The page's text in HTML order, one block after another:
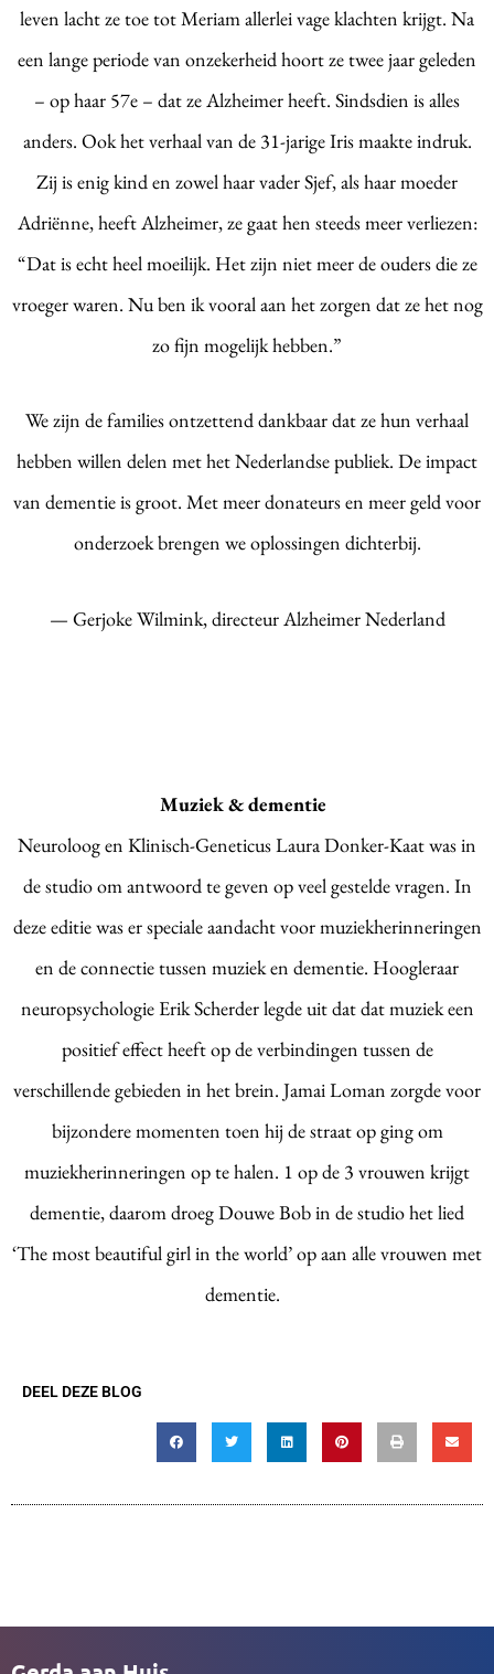
leven lacht ze toe tot Meriam allerlei vage klachten krijgt. Na
een lange periode van onzekerheid hoort ze twee jaar geleden
– op haar 57e – dat ze Alzheimer heeft. Sindsdien is alles
anders. Ook het verhaal van de 31-jarige Iris maakte indruk.
Zij is enig kind en zowel haar vader Sjef, als haar moeder
Adriënne, heeft Alzheimer, ze gaat hen steeds meer verliezen:
“Dat is echt heel moeilijk. Het zijn niet meer de ouders die ze
vroeger waren. Nu ben ik vooral aan het zorgen dat ze het nog
zo fijn mogelijk hebben.”
We zijn de families ontzettend dankbaar dat ze hun verhaal
hebben willen delen met het Nederlandse publiek. De impact
van dementie is groot. Met meer donateurs en meer geld voor
onderzoek brengen we oplossingen dichterbij.
— Gerjoke Wilmink, directeur Alzheimer Nederland
Muziek & dementie
Neuroloog en Klinisch-Geneticus Laura Donker-Kaat was in
de studio om antwoord te geven op veel gestelde vragen. In
deze editie was er speciale aandacht voor muziekherinneringen
en de connectie tussen muziek en dementie. Hoogleraar
neuropsychologie Erik Scherder legde uit dat dat muziek een
positief effect heeft op de verbindingen tussen de
verschillende gebieden in het brein. Jamai Loman zorgde voor
bijzondere momenten toen hij de straat op ging om
muziekherinneringen op te halen. 1 op de 3 vrouwen krijgt
dementie, daarom droeg Douwe Bob in de studio het lied
‘The most beautiful girl in the world’ op aan alle vrouwen met
dementie.
DEEL DEZE BLOG